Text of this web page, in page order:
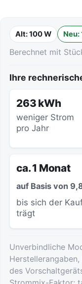
Alt: 100 W Neu:
Berechnet mit
Ihre
263 kWh
weniger Strom
pro Jahr
ca. 1 Monat
auf Basis von
bis sich der
trägt
Unverbindliche
des